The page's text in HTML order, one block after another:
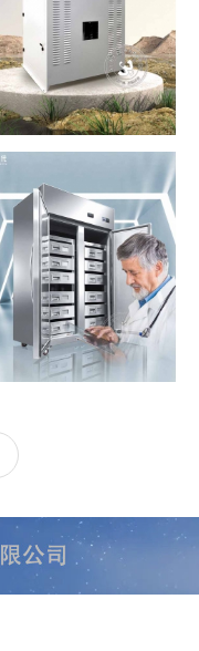
投影机控温控湿防潮柜
药品保存箱